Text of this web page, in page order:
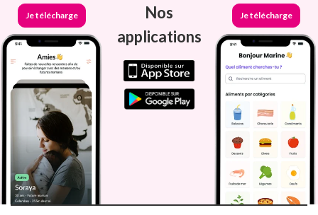
Je télécharge
Nos
applications
Je télécharge